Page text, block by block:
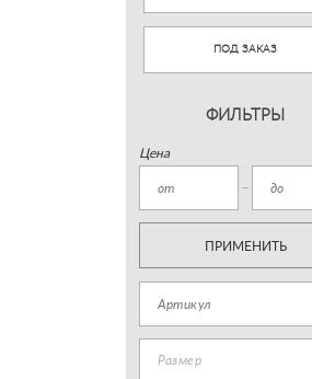
ПОД ЗАКАЗ
ФИЛЬТРЫ
Цена
ПРИМЕНИТЬ
Размер